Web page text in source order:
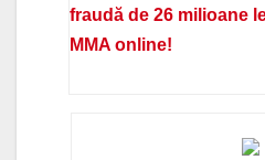
fraudă de 26 milioane
MMA online!